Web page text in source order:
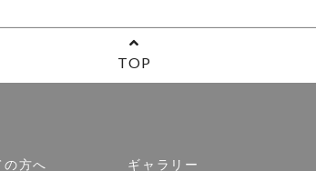
TOP
の方へ ギャラリー